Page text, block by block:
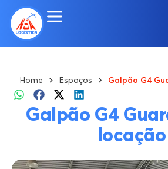
Home Espaços Galpão G4
Galpão G4
locação